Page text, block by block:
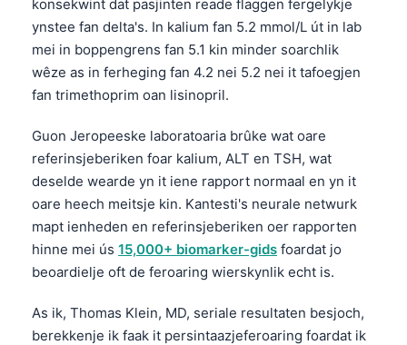
konsekwint dat pasjinten reade flaggen fergelykje
ynstee fan delta's. In kalium fan 5.2 mmol/L út in lab
mei in boppengrens fan 5.1 kin minder soarchlik
wêze as in ferheging fan 4.2 nei 5.2 nei it tafoegjen
fan trimethoprim oan lisinopril.
Guon Jeropeeske laboratoaria brûke wat oare
referinsjeberiken foar kalium, ALT en TSH, wat
deselde wearde yn it iene rapport normaal en yn it
oare heech meitsje kin. Kantesti's neurale netwurk
mapt ienheden en referinsjeberiken oer rapporten
hinne mei ús 15,000+ biomarker-gids foardat jo
beoardielje oft de feroaring wierskynlik echt is.
As ik, Thomas Klein, MD, seriale resultaten besjoch,
berekkenje ik faak it persintaazjeferoaring foardat ik